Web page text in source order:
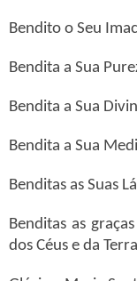
Bendito o Seu
Bendita a Sua
Bendita a Sua
Bendita a Sua
Benditas as Suas
Benditas as
dos Céus e da